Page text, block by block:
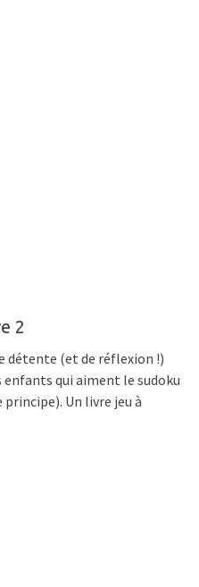
2
détente (et de réflexion !)
enfants qui aiment le sudoku
principe). Un livre jeu à